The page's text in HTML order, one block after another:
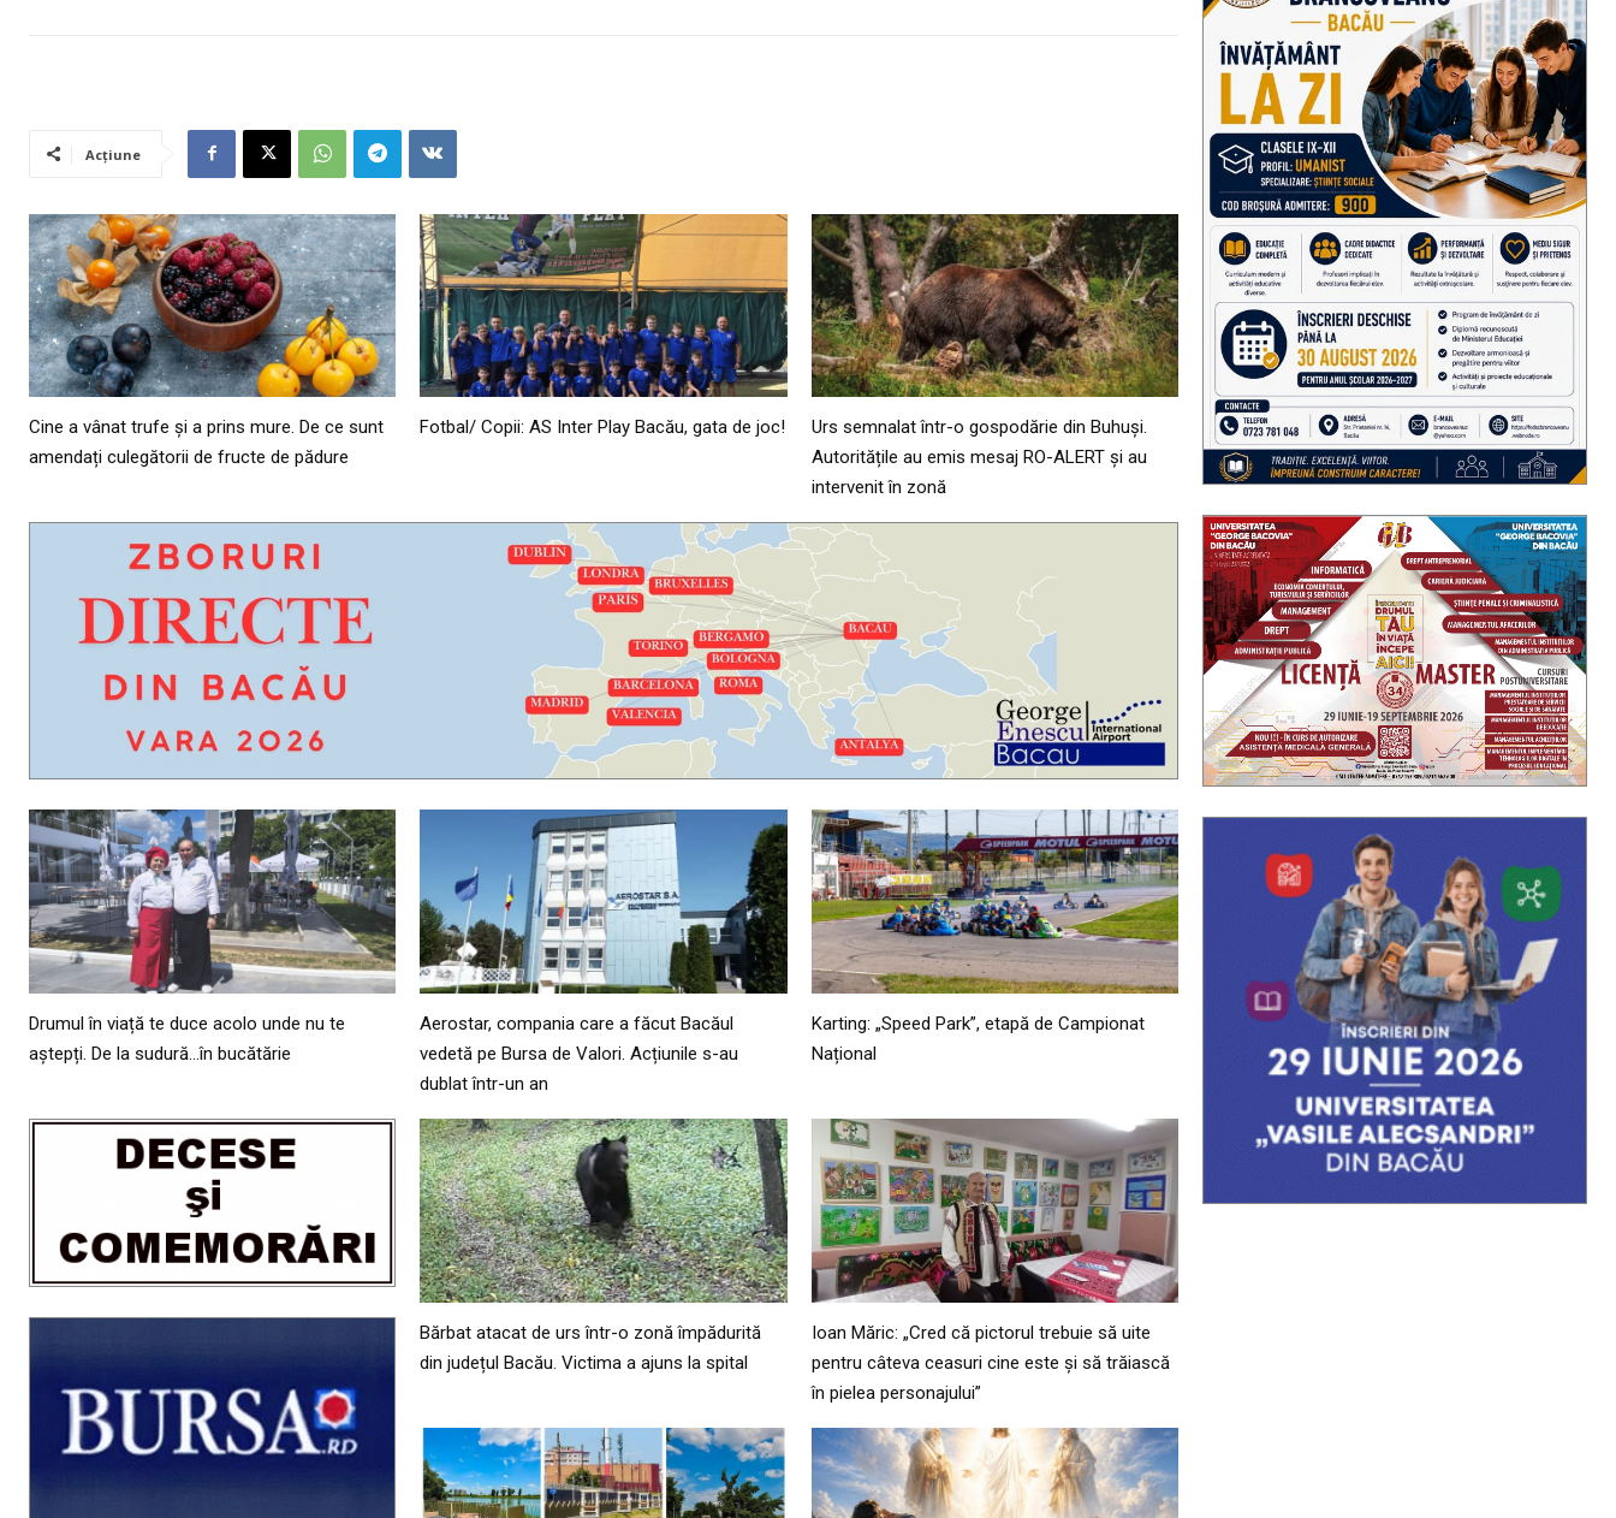
Acțiune
Cine a vânat trufe și a prins mure. De ce sunt
amendați culegătorii de fructe de pădure
Fotbal/ Copii: AS Inter Play Bacău, gata de joc!
Urs semnalat într-o gospodărie din Buhuși.
Autoritățile au emis mesaj RO-ALERT și au
intervenit în zonă
Drumul în viață te duce acolo unde nu te
aștepți. De la sudură…în bucătărie
Aerostar, compania care a făcut Bacăul
vedetă pe Bursa de Valori. Acțiunile s-au
dublat într-un an
Karting: „Speed Park”, etapă de Campionat
Național
Bărbat atacat de urs într-o zonă împădurită
din județul Bacău. Victima a ajuns la spital
Ioan Măric: „Cred că pictorul trebuie să uite
pentru câteva ceasuri cine este și să trăiască
în pielea personajului”